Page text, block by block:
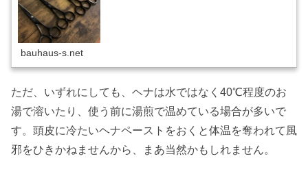
bauhaus-s.net
ただ、いずれにしても、ヘナは水ではなく40℃程度のお
湯で溶いたり、使う前に湯煎で温めている場合が多いで
す。頭皮に冷たいヘナペーストをおくと体温を奪われて風
邪をひきかねませんから、まあ当然かもしれません。